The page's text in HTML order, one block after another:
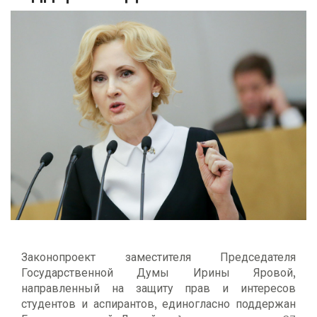
Законопроект заместителя Председателя
Государственной Думы Ирины Яровой,
направленный на защиту прав и интересов
студентов и аспирантов, единогласно поддержан